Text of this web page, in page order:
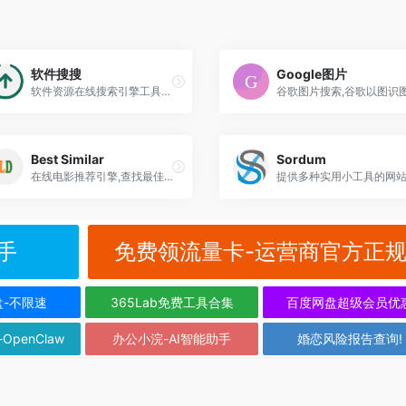
软件搜搜
软件资源在线搜索引擎工具，软件搜索网站
Google图片
谷歌图片搜索,谷歌以图识
Best Similar
在线电影推荐引擎,查找最佳类似电影工具
Sordum
提供多种实用小工具的网
免费领流量卡-运营商官方正
-不限速 365Lab免费工具合集 百度网盘超级会员优
办公小浣-AI智能助手 婚恋风险报告查询!